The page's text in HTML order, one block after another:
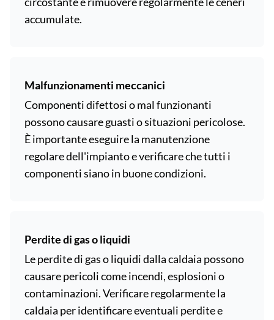
accumulate.
Malfunzionamenti meccanici
Componenti difettosi o mal funzionanti
possono causare guasti o situazioni pericolose.
È importante eseguire la manutenzione
regolare dell'impianto e verificare che tutti i
componenti siano in buone condizioni.
Perdite di gas o liquidi
Le perdite di gas o liquidi dalla caldaia possono
causare pericoli come incendi, esplosioni o
contaminazioni. Verificare regolarmente la
caldaia per identificare eventuali perdite e